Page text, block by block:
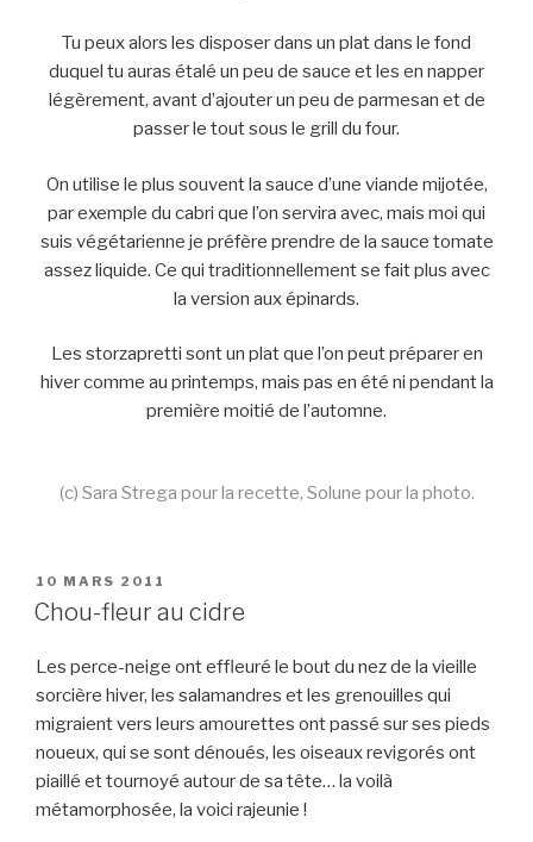
Tu peux alors les disposer dans un plat dans le fond
duquel tu auras étalé un peu de sauce et les en napper
légèrement, avant d’ajouter un peu de parmesan et de
passer le tout sous le grill du four.
On utilise le plus souvent la sauce d’une viande mijotée,
par exemple du cabri que l’on servira avec, mais moi qui
suis végétarienne je préfère prendre de la sauce tomate
assez liquide. Ce qui traditionnellement se fait plus avec
la version aux épinards.
Les storzapretti sont un plat que l’on peut préparer en
hiver comme au printemps, mais pas en été ni pendant la
première moitié de l’automne.
(c) Sara Strega pour la recette, Solune pour la photo.
PUBLIÉ
LE
10 MARS 2011
Chou-fleur au cidre
Les perce-neige ont effleuré le bout du nez de la vieille
sorcière hiver, les salamandres et les grenouilles qui
migraient vers leurs amourettes ont passé sur ses pieds
noueux, qui se sont dénoués, les oiseaux revigorés ont
piaillé et tournoyé autour de sa tête… la voilà
métamorphosée, la voici rajeunie !